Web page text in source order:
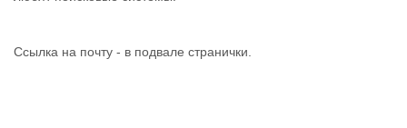
Ссылка на почту - в подвале странички.